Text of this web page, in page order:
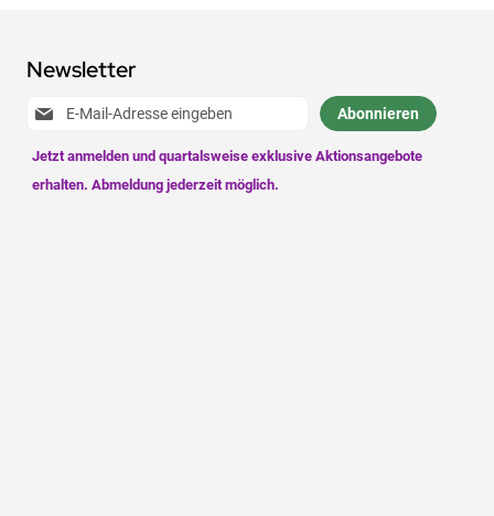
Newsletter
Anmeldung
Newsletter:
Abonnieren